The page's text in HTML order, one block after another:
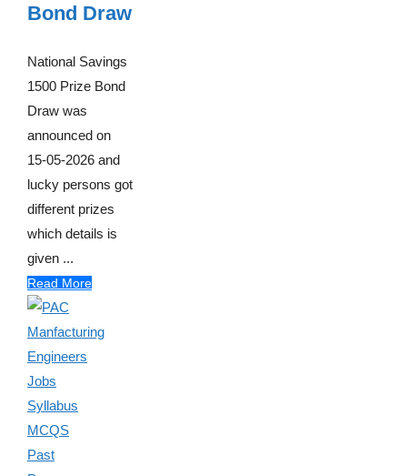
Bond Draw
National Savings
1500 Prize Bond
Draw was
announced on
15-05-2026 and
lucky persons got
different prizes
which details is
given ...
Read More